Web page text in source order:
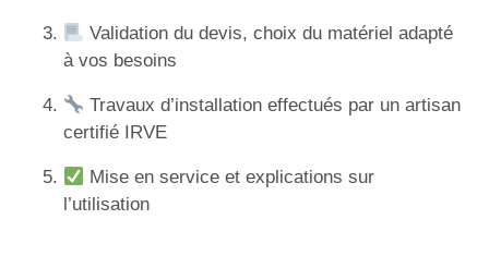
Validation du devis, choix du matériel adapté
à vos besoins
Travaux d’installation effectués par un artisan
certifié IRVE
Mise en service et explications sur
l’utilisation